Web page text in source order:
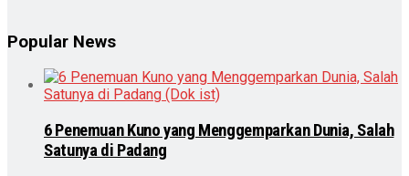
Popular News
6 Penemuan Kuno yang Menggemparkan Dunia, Salah
Satunya di Padang